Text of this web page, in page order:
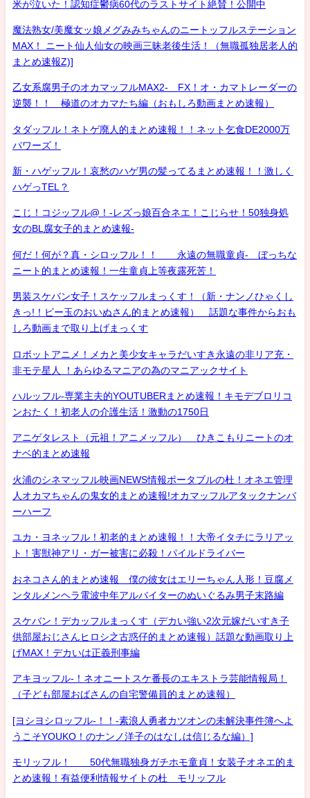
米が泣いた！認知症鬱病60代のラストサイト絶賛！公開中
魔法熟女/美魔女ッ娘メグみみちゃんのニートッフルステーション
MAX！ ニート仙人仙女の映画三昧老後生活！（無職孤独居老人的
まとめ速報Z)]
乙女系腐男子のオカマッフルMAX2- FX！オ・カマトレーダーの
逆襲！！ 極道のオカマたち編（おもしろ動画まとめ速報）
タダッフル！ネトゲ廃人的まとめ速報！！ネット乞食DE2000万
パワーズ！
新・ハゲッフル！哀愁のハゲ男の髪ってるまとめ速報！！激しく
ハゲっTEL？
こじ！コジッフル@！-レズっ娘百合ネエ！こじらせ！50独身処
女のBL腐女子的まとめ速報-
何だ！何が？真・シロッフル！！ 永遠の無職童貞- ぼっちな
ニート的まとめ速報！一生童貞上等夜露死苦！
男装スケバン女子！スケッフルまっくす！（新・ナンノひゃくし
きっ!！ビー玉のおいぬさん的まとめ速報） 話題な事件からおも
しろ動画まで取り上げまっくす
ロボットアニメ！メカと美少女キャラだいすき永遠の非リア充・
非モテ星人 ！あらゆるマニアの為のマニアックサイト
ハルッフル-専業主夫的YOUTUBERまとめ速報！キモデブロリコ
ンおたく！初老人の介護生活！激動の1750日
アニゲタレスト（元祖！アニメッフル） ひきこもりニートのオ
ナベ的まとめ速報
火浦のシネマッフル映画NEWS情報ポータブルの杜！オネエ管理
人オカマちゃんの鬼女的まとめ速報!オカマッフルアタックナンバ
ーハーフ
ユカ・ヨネッフル！初老的まとめ速報！！大帝イタチにラリアッ
ト！害獣神アリ・ガー被害に必殺！パイルドライバー
おネコさん的まとめ速報 僕の彼女はエリーちゃん人形！豆腐メ
ンタルメンヘラ電波中年アルバイターのぬいぐるみ男子末路編
スケバン！デカッフルまっくす（デカい強い2次元嫁だいすき子
供部屋おじさんヒロシ之古惑仔的まとめ速報）話題な動画取り上
げMAX！デカいは正義刑事編
アキヨッフル-！ネオニートスケ番長のエキストラ芸能情報局！
（子ども部屋おばさんの自宅警備員的まとめ速報）
[ヨシヨシロッフル-！！-素浪人勇者カツオンの未解決事件簿へよ
うこそYOUKO！のナンノ洋子のはなしは信じるな編）]
モリッフル！ 50代無職独身ガチホモ童貞！女装子オネエ的ま
とめ速報！有益便利情報サイトの杜 モリッフル